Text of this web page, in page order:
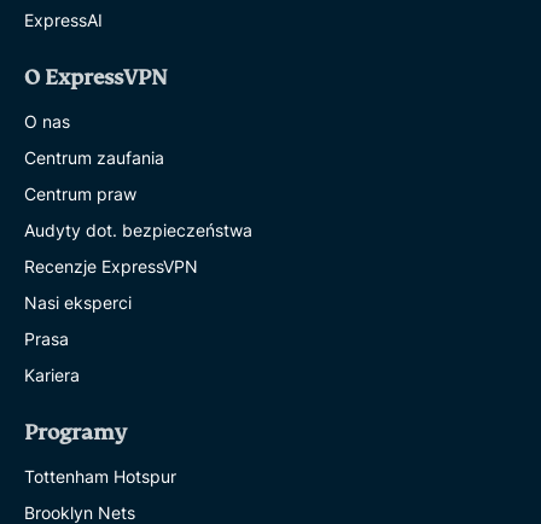
ExpressAI
O ExpressVPN
O nas
Centrum zaufania
Centrum praw
Audyty dot. bezpieczeństwa
Recenzje ExpressVPN
Nasi eksperci
Prasa
Kariera
Programy
Tottenham Hotspur
Brooklyn Nets